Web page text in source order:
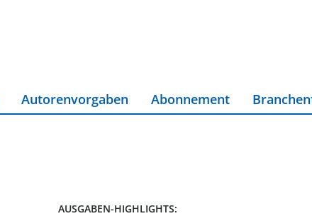
Autorenvorgaben Abonnement
AUSGABEN-HIGHLIGHTS: